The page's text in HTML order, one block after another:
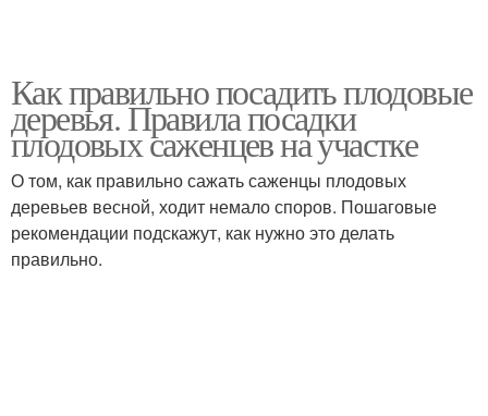
Как правильно посадить плодовые
деревья. Правила посадки
плодовых саженцев на участке
О том, как правильно сажать саженцы плодовых
деревьев весной, ходит немало споров. Пошаговые
рекомендации подскажут, как нужно это делать
правильно.